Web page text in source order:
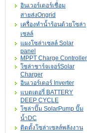
อินเวอร์เตอร์เชื่่อม
สายส่งOngrid
เครื่องทำน้ำร้อนด้วยโซล่า
เซลล์
แผงโซล่าเซลล์ Solar
panel
MPPT Charge Controller
โซล่าชาร์จเจอร์Solar
Charger
อินเวอร์เตอร์ Inverter
แบตเตอรี่ BATTERY
DEEP CYCLE
โซล่าปั๊ม SolarPump ปั๊ม
น้ำDC
ติดตั้งโซล่าเซลล์พลังงาน